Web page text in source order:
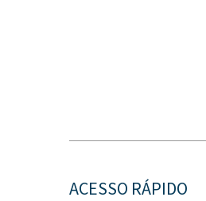
ACESSO RÁPIDO